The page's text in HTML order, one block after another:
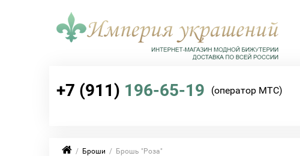
+7 (911) 196-65-19 (оператор МТС)
/ Броши / Брошь "Роза"